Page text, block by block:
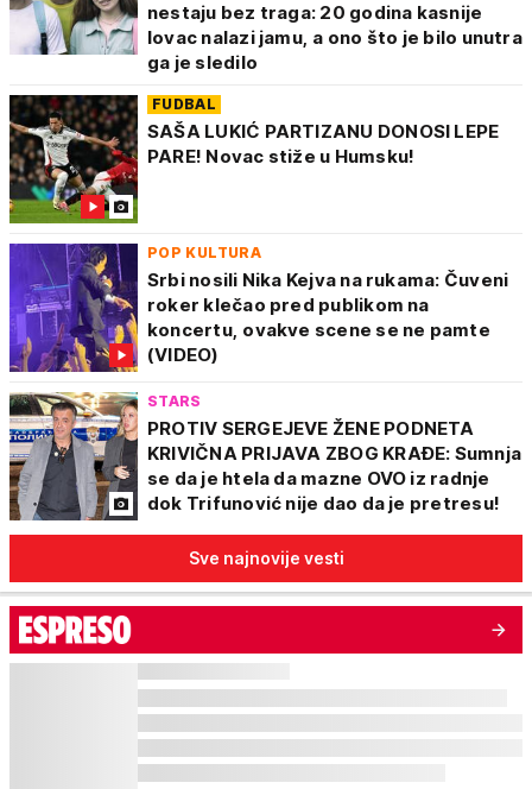
nestaju bez traga: 20 godina kasnije
lovac nalazi jamu, a ono što je bilo unutra
ga je sledilo
FUDBAL
SAŠA LUKIĆ PARTIZANU DONOSI LEPE
PARE! Novac stiže u Humsku!
POP KULTURA
Srbi nosili Nika Kejva na rukama: Čuveni
roker klečao pred publikom na
koncertu, ovakve scene se ne pamte
(VIDEO)
STARS
PROTIV SERGEJEVE ŽENE PODNETA
KRIVIČNA PRIJAVA ZBOG KRAĐE: Sumnja
se da je htela da mazne OVO iz radnje
dok Trifunović nije dao da je pretresu!
Sve najnovije vesti